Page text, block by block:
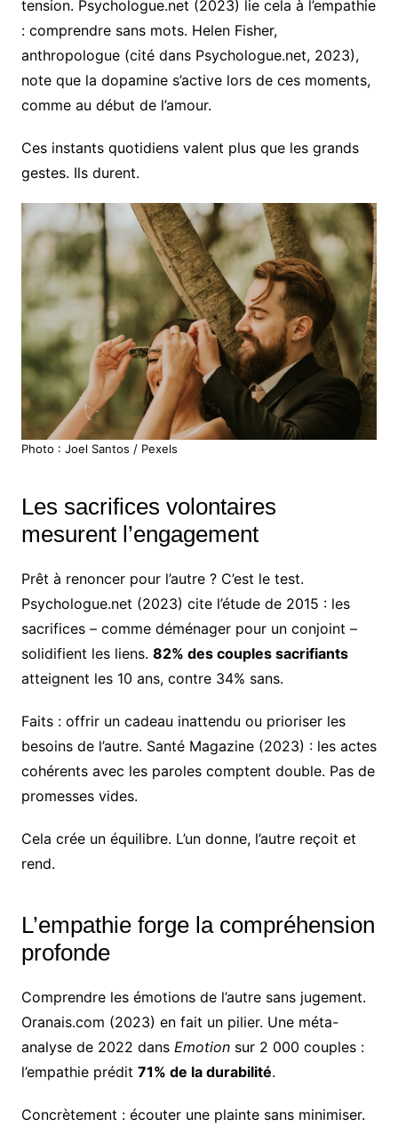
tension. Psychologue.net (2023) lie cela à l’empathie
: comprendre sans mots. Helen Fisher,
anthropologue (cité dans Psychologue.net, 2023),
note que la dopamine s’active lors de ces moments,
comme au début de l’amour.
Ces instants quotidiens valent plus que les grands
gestes. Ils durent.
Photo : Joel Santos / Pexels
Les sacrifices volontaires
mesurent l’engagement
Prêt à renoncer pour l’autre ? C’est le test.
Psychologue.net (2023) cite l’étude de 2015 : les
sacrifices – comme déménager pour un conjoint –
solidifient les liens. 82% des couples sacrifiants
atteignent les 10 ans, contre 34% sans.
Faits : offrir un cadeau inattendu ou prioriser les
besoins de l’autre. Santé Magazine (2023) : les actes
cohérents avec les paroles comptent double. Pas de
promesses vides.
Cela crée un équilibre. L’un donne, l’autre reçoit et
rend.
L’empathie forge la compréhension
profonde
Comprendre les émotions de l’autre sans jugement.
Oranais.com (2023) en fait un pilier. Une méta-
analyse de 2022 dans Emotionsur 2 000 couples :
l’empathie prédit 71% de la durabilité.
Concrètement : écouter une plainte sans minimiser.